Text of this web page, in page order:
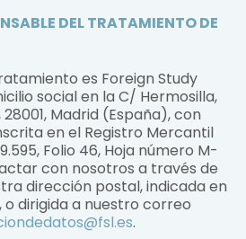
DEL TRATAMIENTO DE
es Foreign Study
social en la C/ Hermosilla,
28001, Madrid (España), con
en el Registro Mercantil
Folio 46, Hoja número M-
con nosotros a través de
dirección postal, indicada en
dirigida a nuestro correo
.